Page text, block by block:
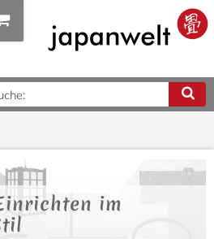
POSITIONEN
ANZEIGEN
0,00 €*
im